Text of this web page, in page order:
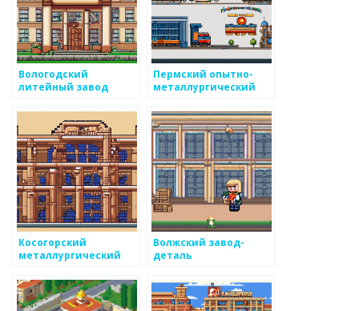
Вологодский
литейный завод
Пермский опытно-
металлургический
завод
Косогорский
металлургический
Волжский завод-
деталь